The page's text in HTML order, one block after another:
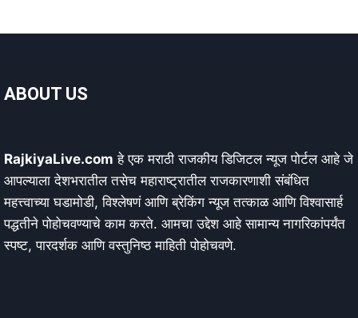
ABOUT US
RajkiyaLive.com हे एक मराठी राजकीय डिजिटल न्यूज पोर्टल आहे जे
आपल्याला देशभरातील तसेच महाराष्ट्रातील राजकारणाशी संबंधित
महत्त्वाच्या घडामोडी, विश्लेषणं आणि ब्रेकिंग न्यूज तत्काळ आणि विश्वासार्ह
पद्धतीने पोहोचवण्याचे काम करते. आमचा उद्देश आहे सामान्य नागरिकांपर्यंत
स्पष्ट, पारदर्शक आणि वस्तुनिष्ठ माहिती पोहोचवणे.